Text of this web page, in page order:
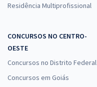
Residência Multiprofissional
CONCURSOS NO CENTRO-
OESTE
Concursos no Distrito Federal
Concursos em Goiás